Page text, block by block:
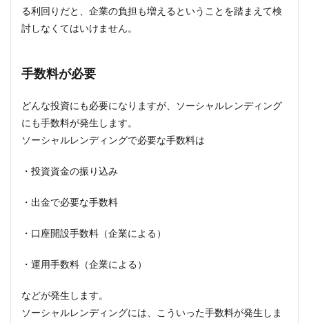
る利回りだと、企業の負担も増えるということを踏まえて検
討しなくてはいけません。
手数料が必要
どんな投資にも必要になりますが、ソーシャルレンディング
にも手数料が発生します。
ソーシャルレンディングで必要な手数料は
・投資資金の振り込み
・出金で必要な手数料
・口座開設手数料（企業による）
・運用手数料（企業による）
などが発生します。
ソーシャルレンディングには、こういった手数料が発生しま